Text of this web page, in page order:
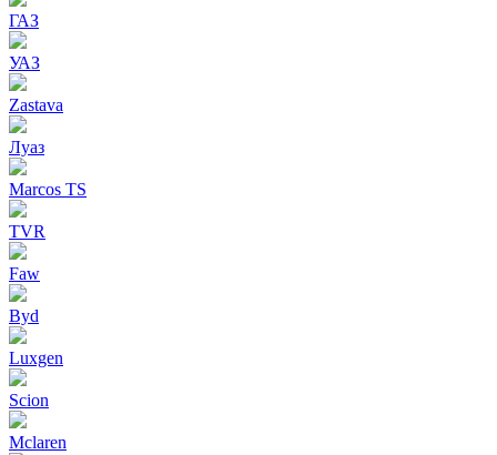
ГАЗ
УАЗ
Zastava
Луаз
Marcos TS
TVR
Faw
Byd
Luxgen
Scion
Mclaren